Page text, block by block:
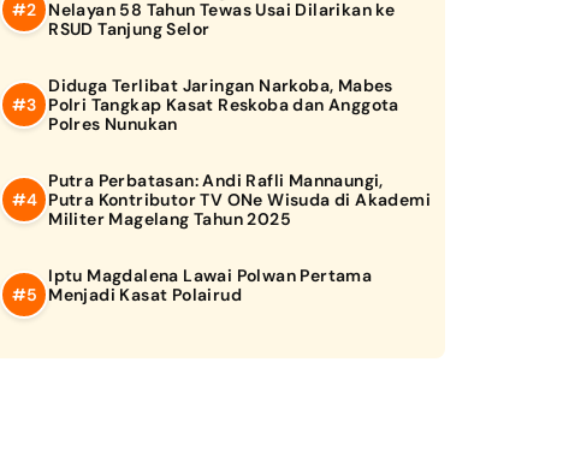
Nelayan 58 Tahun Tewas Usai Dilarikan ke
RSUD Tanjung Selor
Diduga Terlibat Jaringan Narkoba, Mabes
Polri Tangkap Kasat Reskoba dan Anggota
Polres Nunukan
Putra Perbatasan: Andi Rafli Mannaungi,
Putra Kontributor TV ONe Wisuda di Akademi
Militer Magelang Tahun 2025
Iptu Magdalena Lawai Polwan Pertama
Menjadi Kasat Polairud